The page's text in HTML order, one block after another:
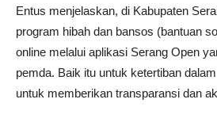
Entus menjelaskan, di Kabupaten
program hibah dan bansos (bantuan
online melalui aplikasi Serang Open
pemda. Baik itu untuk ketertiban
untuk memberikan transparansi dan